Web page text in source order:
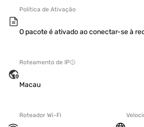
Política de Ativação
O pacote é ativado ao conectar-se à
Roteamento de IP
Macau
Roteador Wi-Fi